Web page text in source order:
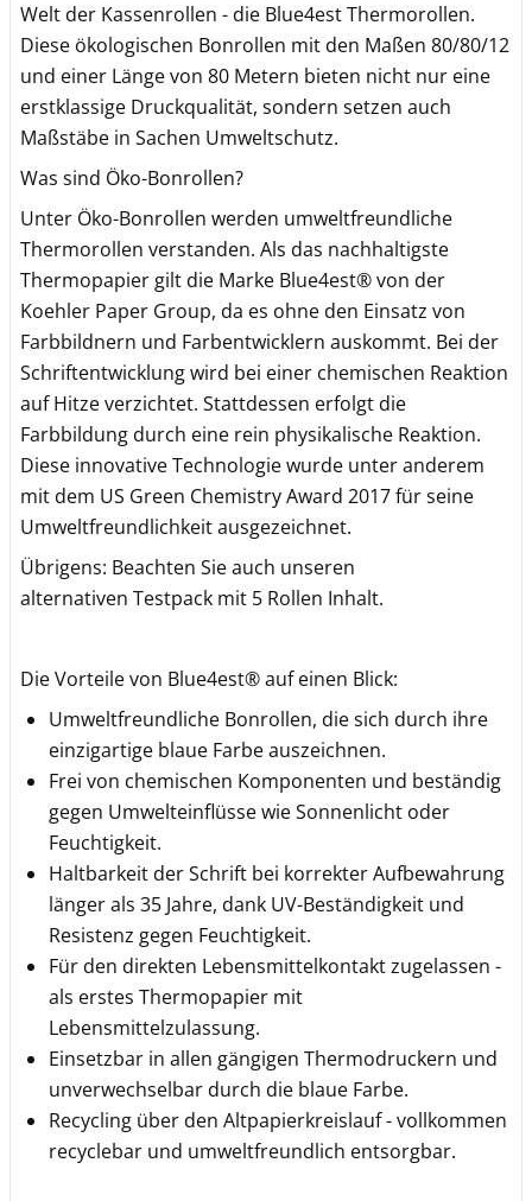
Welt der Kassenrollen - die Blue4est Thermorollen.
Diese ökologischen Bonrollen mit den Maßen 80/80/12
und einer Länge von 80 Metern bieten nicht nur eine
erstklassige Druckqualität, sondern setzen auch
Maßstäbe in Sachen Umweltschutz.
Was sind Öko-Bonrollen?
Unter Öko-Bonrollen werden umweltfreundliche
Thermorollen verstanden. Als das nachhaltigste
Thermopapier gilt die Marke Blue4est® von der
Koehler Paper Group, da es ohne den Einsatz von
Farbbildnern und Farbentwicklern auskommt. Bei der
Schriftentwicklung wird bei einer chemischen Reaktion
auf Hitze verzichtet. Stattdessen erfolgt die
Farbbildung durch eine rein physikalische Reaktion.
Diese innovative Technologie wurde unter anderem
mit dem US Green Chemistry Award 2017 für seine
Umweltfreundlichkeit ausgezeichnet.
Übrigens: Beachten Sie auch unseren
alternativen Testpack mit 5 Rollen Inhalt.
Die Vorteile von Blue4est® auf einen Blick:
Umweltfreundliche Bonrollen, die sich durch ihre
einzigartige blaue Farbe auszeichnen.
Frei von chemischen Komponenten und beständig
gegen Umwelteinflüsse wie Sonnenlicht oder
Feuchtigkeit.
Haltbarkeit der Schrift bei korrekter Aufbewahrung
länger als 35 Jahre, dank UV-Beständigkeit und
Resistenz gegen Feuchtigkeit.
Für den direkten Lebensmittelkontakt zugelassen -
als erstes Thermopapier mit
Lebensmittelzulassung.
Einsetzbar in allen gängigen Thermodruckern und
unverwechselbar durch die blaue Farbe.
Recycling über den Altpapierkreislauf - vollkommen
recyclebar und umweltfreundlich entsorgbar.